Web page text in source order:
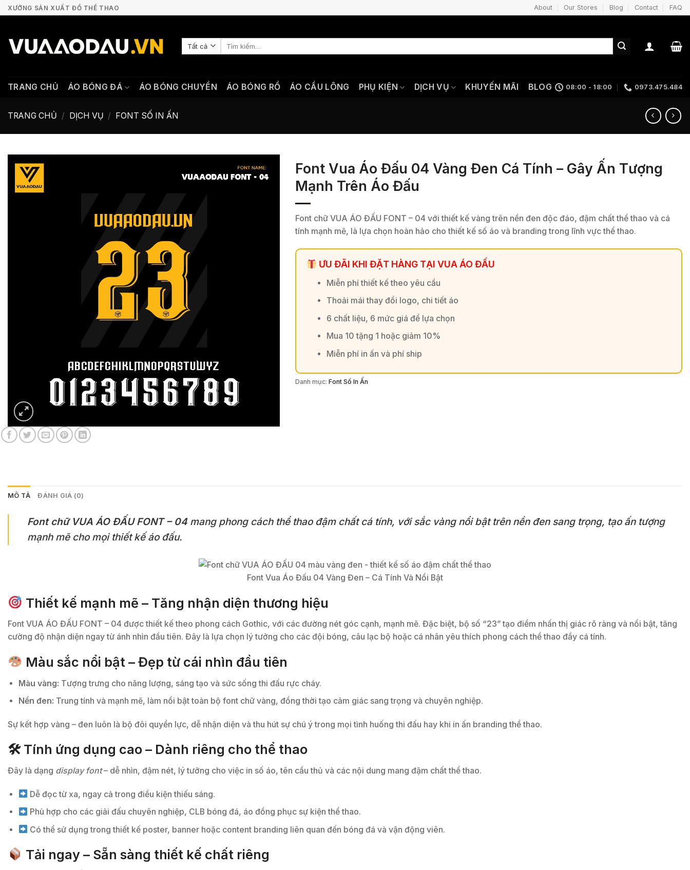
Bỏ
qua
dung
XƯỞNG SẢN XUẤT ĐỒ THỂ THAO About Our Stores Blog Contact FAQ
Tìm
TRANG CHỦ ÁO BÓNG ĐÁ ÁO BÓNG CHUYỀN ÁO BÓNG RỔ ÁO CẦU LÔNG PHỤ KIỆN DỊCH VỤ KHUYẾN MÃI BLOG 08:00 - 18:00 0973.475.484
TRANG CHỦ / DỊCH VỤ / FONT SỐ IN ẤN
Font Vua Áo Đấu 04 Vàng Đen Cá Tính – Gây Ấn Tượng
Mạnh Trên Áo Đấu
Font chữ VUA ÁO ĐẤU FONT – 04 với thiết kế vàng trên nền đen độc đáo, đậm chất thể thao và cá
tính mạnh mẽ, là lựa chọn hoàn hảo cho thiết kế số áo và branding trong lĩnh vực thể thao.
ƯU ĐÃI KHI ĐẶT HÀNG TẠI VUA ÁO ĐẤU
Miễn phí thiết kế theo yêu cầu
Thoải mái thay đổi logo, chi tiết áo
6 chất liệu, 6 mức giá để lựa chọn
Mua 10 tặng 1 hoặc giảm 10%
Miễn phí in ấn và phí ship
Danh mục: Font Số In Ấn
MÔ TẢ ĐÁNH GIÁ (0)
Font chữ VUA ÁO ĐẤU FONT – 04mang phong cách thể thao đậm chất cá tính, với sắc vàng nổi bật trên nền đen sang trọng, tạo ấn tượng
mạnh mẽ cho mọi thiết kế áo đấu.
Font Vua Áo Đấu 04 Vàng Đen – Cá Tính Và Nổi Bật
Thiết kế mạnh mẽ – Tăng nhận diện thương hiệu
Font VUA ÁO ĐẤU FONT – 04 được thiết kế theo phong cách Gothic, với các đường nét góc cạnh, mạnh mẽ. Đặc biệt, bộ số “23” tạo điểm nhấn thị giác rõ ràng và nổi bật, tăng
cường độ nhận diện ngay từ ánh nhìn đầu tiên. Đây là lựa chọn lý tưởng cho các đội bóng, câu lạc bộ hoặc cá nhân yêu thích phong cách thể thao đầy cá tính.
Màu sắc nổi bật – Đẹp từ cái nhìn đầu tiên
Màu vàng: Tượng trưng cho năng lượng, sáng tạo và sức sống thi đấu rực cháy.
Nền đen: Trung tính và mạnh mẽ, làm nổi bật toàn bộ font chữ vàng, đồng thời tạo cảm giác sang trọng và chuyên nghiệp.
Sự kết hợp vàng – đen luôn là bộ đôi quyền lực, dễ nhận diện và thu hút sự chú ý trong mọi tình huống thi đấu hay khi in ấn branding thể thao.
🛠 Tính ứng dụng cao – Dành riêng cho thể thao
Đây là dạng display font– dễ nhìn, đậm nét, lý tưởng cho việc in số áo, tên cầu thủ và các nội dung mang đậm chất thể thao.
Dễ đọc từ xa, ngay cả trong điều kiện thiếu sáng.
Phù hợp cho các giải đấu chuyên nghiệp, CLB bóng đá, áo đồng phục sự kiện thể thao.
Có thể sử dụng trong thiết kế poster, banner hoặc content branding liên quan đến bóng đá và vận động viên.
Tải ngay – Sẵn sàng thiết kế chất riêng